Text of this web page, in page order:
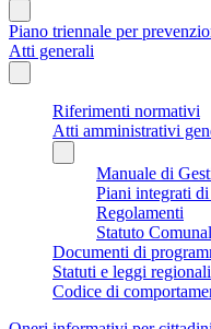
Piano triennale per
Atti generali
Riferimenti normativi
Atti amministrativi
Manuale di
Piani integrati
Regolamenti
Statuto
Documenti di
Statuti e leggi regionali
Codice di